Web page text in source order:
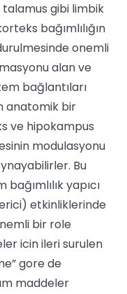
talamus gibi limbik
bağımlılığın
onemli
alan ve
bağlantıları
anatomik bir
ve hipokampus
modulasyonu
Bu
yapıcı
etkinliklerinde
bir role
icin ileri surulen
gore de
maddeler